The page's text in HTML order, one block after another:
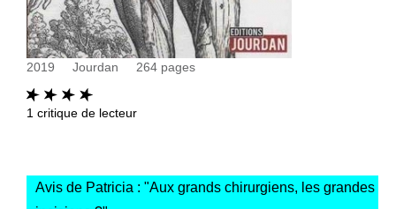
2019 Jourdan 264 pages
1 critique de lecteur
Avis de Patricia : "Aux grands chirurgiens, les grandes